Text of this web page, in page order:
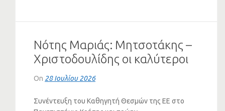
Νότης Μαριάς: Μητσοτάκης –
Χριστοδουλίδης οι καλύτεροι
πελάτες του Ερντογάν (VIDEO)
On 28 Ιουλίου 2026
Συνέντευξη του Καθηγητή Θεσμών της ΕΕ στο